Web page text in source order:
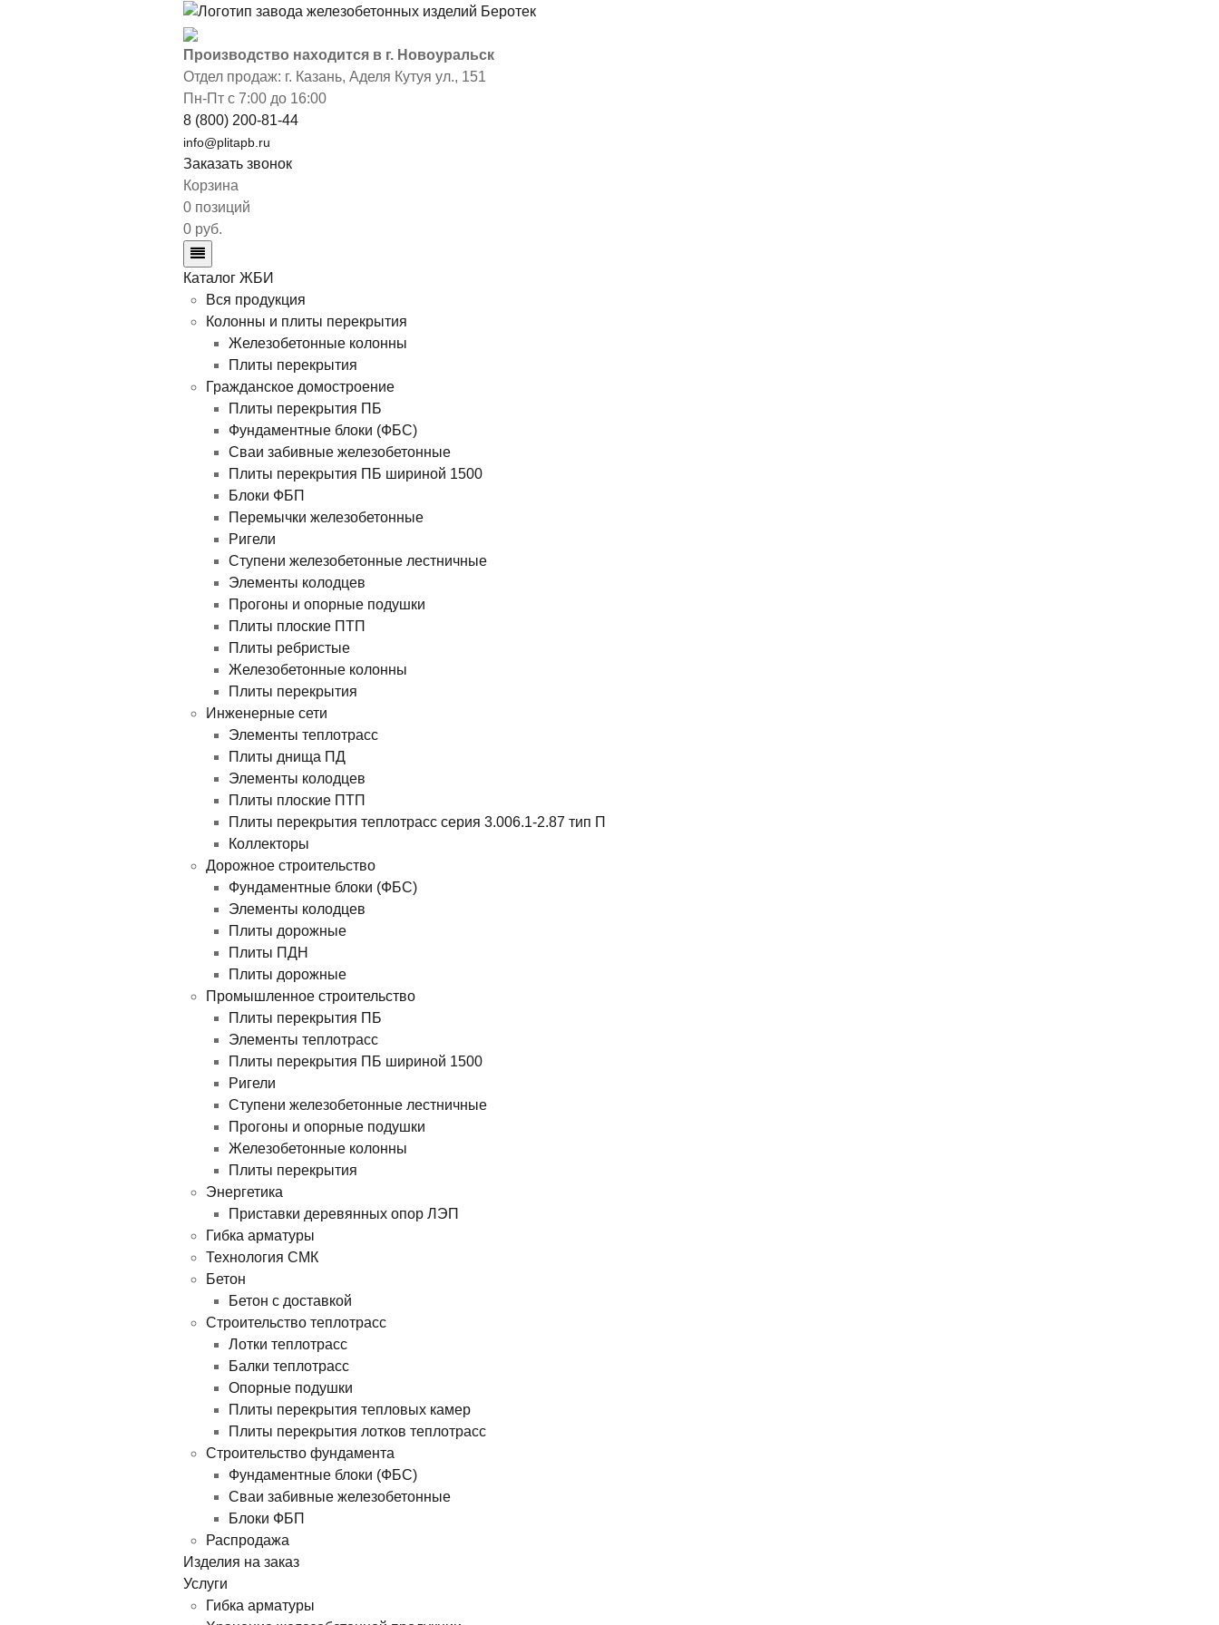
Производство находится в г. Новоуральск
Отдел продаж: г. Казань, Аделя Кутуя ул., 151
Пн-Пт с 7:00 до 16:00
8 (800) 200-81-44
info@plitapb.ru
Заказать звонок
Корзина
0 позиций
0 руб.
Каталог ЖБИ
Вся продукция
Колонны и плиты перекрытия
Железобетонные колонны
Плиты перекрытия
Гражданское домостроение
Плиты перекрытия ПБ
Фундаментные блоки (ФБС)
Сваи забивные железобетонные
Плиты перекрытия ПБ шириной 1500
Блоки ФБП
Перемычки железобетонные
Ригели
Ступени железобетонные лестничные
Элементы колодцев
Прогоны и опорные подушки
Плиты плоские ПТП
Плиты ребристые
Железобетонные колонны
Плиты перекрытия
Инженерные сети
Элементы теплотрасс
Плиты днища ПД
Элементы колодцев
Плиты плоские ПТП
Плиты перекрытия теплотрасс серия 3.006.1-2.87 тип П
Коллекторы
Дорожное строительство
Фундаментные блоки (ФБС)
Элементы колодцев
Плиты дорожные
Плиты ПДН
Плиты дорожные
Промышленное строительство
Плиты перекрытия ПБ
Элементы теплотрасс
Плиты перекрытия ПБ шириной 1500
Ригели
Ступени железобетонные лестничные
Прогоны и опорные подушки
Железобетонные колонны
Плиты перекрытия
Энергетика
Приставки деревянных опор ЛЭП
Гибка арматуры
Технология СМК
Бетон
Бетон с доставкой
Строительство теплотрасс
Лотки теплотрасс
Балки теплотрасс
Опорные подушки
Плиты перекрытия тепловых камер
Плиты перекрытия лотков теплотрасс
Строительство фундамента
Фундаментные блоки (ФБС)
Сваи забивные железобетонные
Блоки ФБП
Распродажа
Изделия на заказ
Услуги
Гибка арматуры